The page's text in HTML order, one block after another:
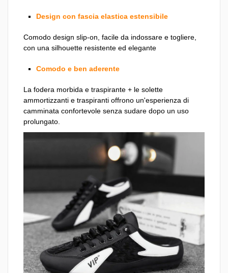
Design con fascia elastica estensibile
Comodo design slip-on, facile da indossare e togliere,
con una silhouette resistente ed elegante
Comodo e ben aderente
La fodera morbida e traspirante + le solette
ammortizzanti e traspiranti offrono un'esperienza di
camminata confortevole senza sudare dopo un uso
prolungato.